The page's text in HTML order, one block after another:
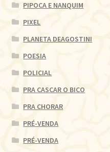
PIPOCA E NANQUIM
PIXEL
PLANETA DEAGOSTINI
POESIA
POLICIAL
PRA CASCAR O BICO
PRA CHORAR
PRÉ-VENDA
PRÉ-VENDA